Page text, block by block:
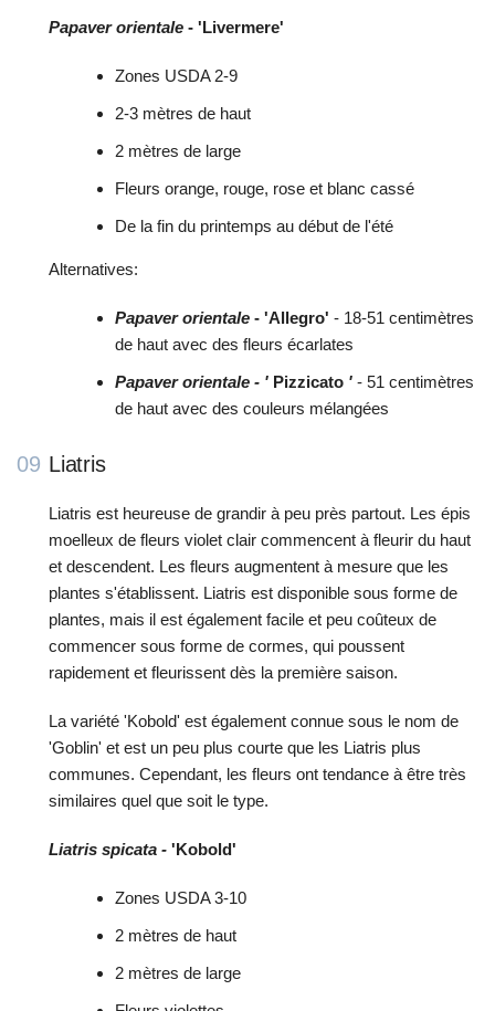
Papaver orientale - 'Livermere'
Zones USDA 2-9
2-3 mètres de haut
2 mètres de large
Fleurs orange, rouge, rose et blanc cassé
De la fin du printemps au début de l'été
Alternatives:
Papaver orientale - 'Allegro' - 18-51 centimètres
de haut avec des fleurs écarlates
Papaver orientale - ' Pizzicato ' - 51 centimètres
de haut avec des couleurs mélangées
09 Liatris
Liatris est heureuse de grandir à peu près partout. Les épis
moelleux de fleurs violet clair commencent à fleurir du haut
et descendent. Les fleurs augmentent à mesure que les
plantes s'établissent. Liatris est disponible sous forme de
plantes, mais il est également facile et peu coûteux de
commencer sous forme de cormes, qui poussent
rapidement et fleurissent dès la première saison.
La variété 'Kobold' est également connue sous le nom de
'Goblin' et est un peu plus courte que les Liatris plus
communes. Cependant, les fleurs ont tendance à être très
similaires quel que soit le type.
Liatris spicata - 'Kobold'
Zones USDA 3-10
2 mètres de haut
2 mètres de large